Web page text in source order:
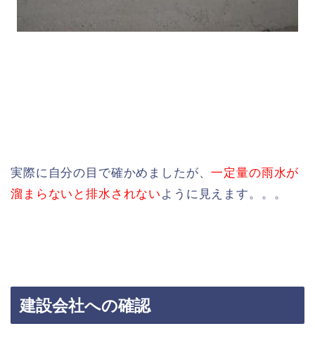
実際に自分の目で確かめましたが、一定量の雨水が
溜まらないと排水されない ように見えます。。。
建設会社への確認